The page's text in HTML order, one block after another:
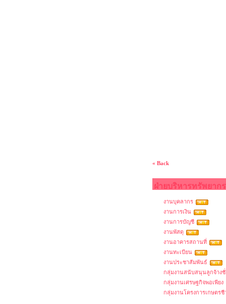
« Back
ฝ่ายบริหารทรัพยากร
งานบุคลากร
งานการเงิน
งานการบัญชี
งานพัสดุ
งานอาคารสถานที่
งานทะเบียน
งานประชาสัมพันธ์
กลุ่มงานสนับสนุนลูกจ้างชั่
กลุ่มงานเศรษฐกิจพอเพียง
กลุ่มงานโครงการเกษตรชี